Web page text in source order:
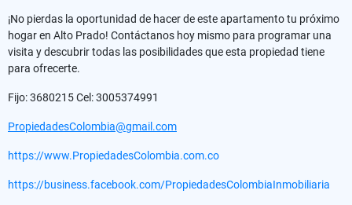
¡No pierdas la oportunidad de hacer de este apartamento tu próximo
hogar en Alto Prado! Contáctanos hoy mismo para programar una
visita y descubrir todas las posibilidades que esta propiedad tiene
para ofrecerte.
Fijo: 3680215 Cel: 3005374991
PropiedadesColombia@gmail.com
https://www.PropiedadesColombia.com.co
https://business.facebook.com/PropiedadesColombiaInmobiliaria